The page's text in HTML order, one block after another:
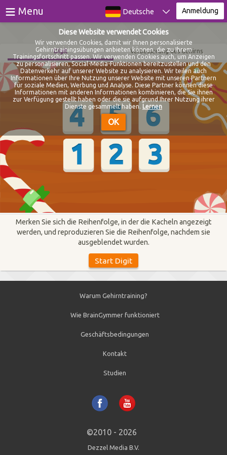
Spiele
Tests
Blog
Über
Anmeldung
Registrieren
≡ Menu Deutsche Anmeldung
Digit Verbesserung des Gehirns
Merken Sie sich die Reihenfolge, in der die Kacheln angezeigt
werden, und reproduzieren Sie die Reihenfolge, nachdem sie
ausgeblendet wurden.
Warum Gehirntraining?
Wie BrainGymmer funktioniert
Geschäftsbedingungen
Kontakt
Studien
©2010 - 2026
Dezzel Media B.V.
Diese Website verwendet Cookies
Wir verwenden Cookies, damit wir Ihnen personalisierte
Gehirntrainingsübungen anbieten können, die zu Ihrem
Trainingsfortschritt passen. Wir verwenden Cookies auch, um Anzeigen
zu personalisieren, Social-Media-Funktionen bereitzustellen und den
Datenverkehr auf unserer Website zu analysieren. Wir teilen auch
Informationen über Ihre Nutzung unserer Website mit unseren Partnern
für soziale Medien, Werbung und Analyse. Diese Partner können diese
Informationen mit anderen Informationen kombinieren, die Sie ihnen
zur Verfügung gestellt haben oder die sie aufgrund Ihrer Nutzung ihrer
Dienste gesammelt haben. Lernen
OK